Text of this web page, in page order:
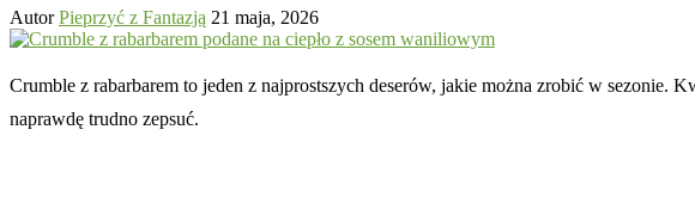
AutorPieprzyć z Fantazją 21 maja, 2026
Crumble z rabarbarem to jeden z najprostszych deserów, jakie można zrobić w sezonie.
naprawdę trudno zepsuć.